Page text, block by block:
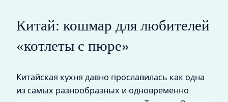
Китай: кошмар для любителей
«котлеты с пюре»
Китайская кухня давно прославилась как одна
из самых разнообразных и одновременно